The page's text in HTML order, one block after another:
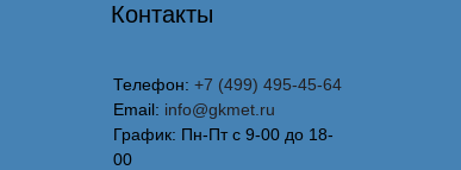
Телефон: +7 (499) 495-45-64
Email: info@gkmet.ru
График: Пн-Пт с 9-00 до 18-
00
Контакты